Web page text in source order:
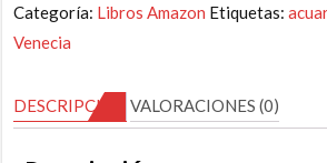
Categoría: Libros Amazon Etiquetas:
Venecia
DESCRIPCIÓN VALORACIONES (0)